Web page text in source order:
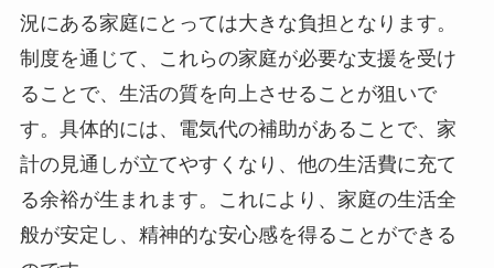
況にある家庭にとっては大きな負担となります。
制度を通じて、これらの家庭が必要な支援を受け
ることで、生活の質を向上させることが狙いで
す。具体的には、電気代の補助があることで、家
計の見通しが立てやすくなり、他の生活費に充て
る余裕が生まれます。これにより、家庭の生活全
般が安定し、精神的な安心感を得ることができる